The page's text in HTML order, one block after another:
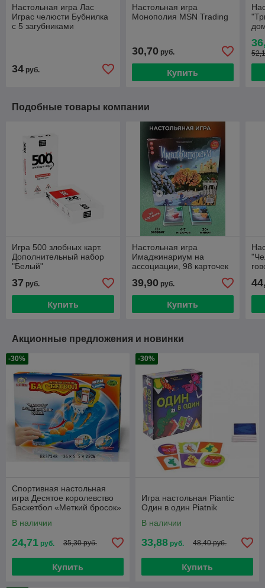
Настольная игра Лас
Играс челюсти Бубнилка
с 5 загубниками
34 руб.
Настольная игра
Монополия MSN Trading
30,70руб.
Купить
Подобные товары компании
Игра 500 злобных карт.
Дополнительный набор
"Белый"
37 руб.
Купить
Настольная игра
Имаджинариум на
ассоциации, 98 карточек
39,90руб.
Купить
Акционные предложения и новинки
-30%
Спортивная настольная
игра Десятое королевство
Баскетбол «Меткий бросок»
В наличии
24,71 руб. 35,30 руб.
Купить
-30%
Игра настольная Piantic
Один в один Piatnik
В наличии
33,88 руб. 48,40 руб.
Купить